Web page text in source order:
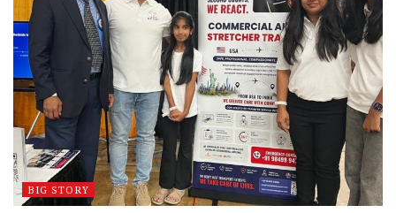
BIG STORY